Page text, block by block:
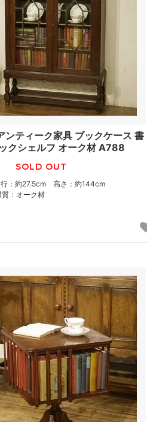
ンティーク家具 ブックケース 書
クシェルフ オーク材 A788
SOLD OUT
：約27.5cm 高さ：約144cm
：オーク材